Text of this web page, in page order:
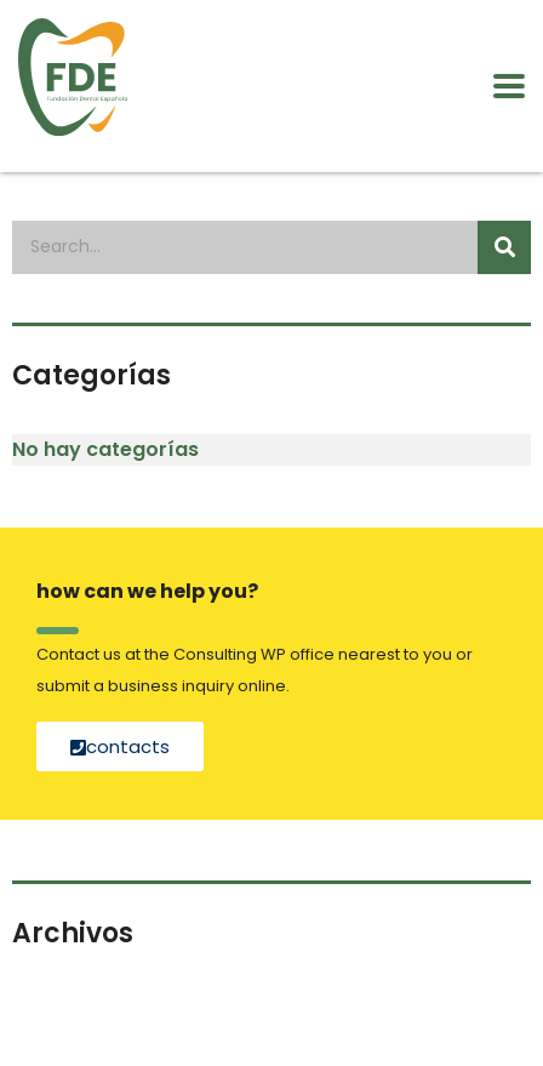
Categorías
No hay categorías
how can we help you?
Contact us at the Consulting WP office nearest to you or
submit a business inquiry online.
contacts
Archivos